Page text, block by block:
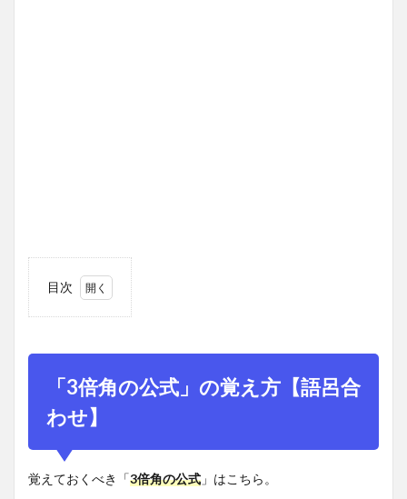
目次
倍角
式」
の覚
え方
【語
呂合
わ
「3倍角の公式」の覚え方【語呂合
わせ】
覚えておくべき「3倍角の公式 」はこちら。